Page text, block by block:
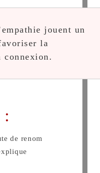
jouent un
la
connexion.
de renom